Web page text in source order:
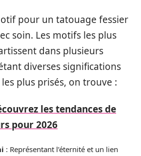
pour un tatouage fessier
soin. Les motifs les plus
dans plusieurs
diverses significations
plus prisés, on trouve :
les tendances de
pour 2026
: Représentant l’éternité et un lien